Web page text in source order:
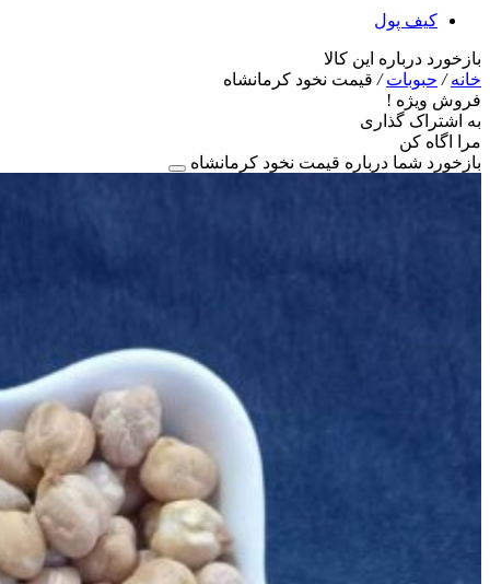
کیف پول
بازخورد درباره این کالا
خانه/ حبوبات/ قیمت نخود کرمانشاه
فروش ویژه !
به اشتراک گذاری
مرا اگاه کن
بازخورد شما درباره قیمت نخود کرمانشاه